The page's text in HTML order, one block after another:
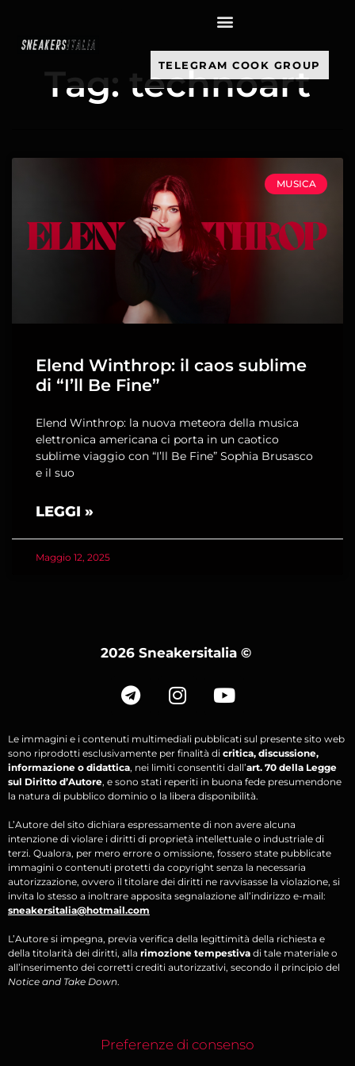
TELEGRAM COOK GROUP
Tag: technoart
MUSICA
Elend Winthrop: il caos sublime
di “I’ll Be Fine”
Elend Winthrop: la nuova meteora della musica
elettronica americana ci porta in un caotico
sublime viaggio con “I’ll Be Fine” Sophia Brusasco
e il suo
LEGGI »
Maggio 12, 2025
2026 Sneakersitalia ©
Le immagini e i contenuti multimediali pubblicati sul presente sito web
sono riprodotti esclusivamente per finalità di critica, discussione,
informazione o didattica, nei limiti consentiti dall’art. 70 della Legge
sul Diritto d’Autore, e sono stati reperiti in buona fede presumendone
la natura di pubblico dominio o la libera disponibilità.
L’Autore del sito dichiara espressamente di non avere alcuna
intenzione di violare i diritti di proprietà intellettuale o industriale di
terzi. Qualora, per mero errore o omissione, fossero state pubblicate
immagini o contenuti protetti da copyright senza la necessaria
autorizzazione, ovvero il titolare dei diritti ne ravvisasse la violazione, si
invita lo stesso a inoltrare apposita segnalazione all’indirizzo e-mail:
sneakersitalia@hotmail.com
L’Autore si impegna, previa verifica della legittimità della richiesta e
della titolarità dei diritti, alla rimozione tempestiva di tale materiale o
all’inserimento dei corretti crediti autorizzativi, secondo il principio del
Notice and Take Down.
Preferenze di consenso